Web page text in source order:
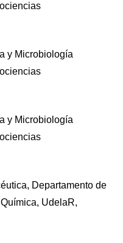
y Microbiología
y Microbiología
Departamento de
UdelaR,